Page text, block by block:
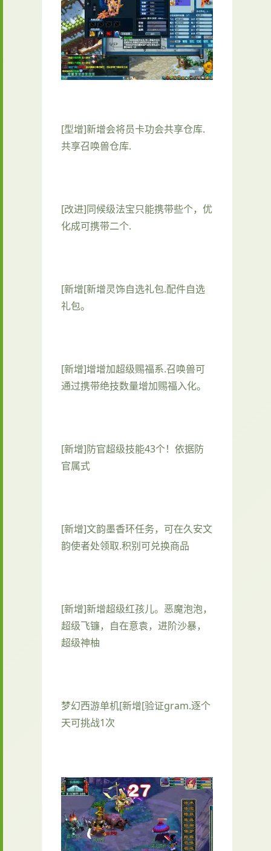
[型增]新增会将员卡功会共享仓库.
共享召唤兽仓库.
[改进]同候级法宝只能携带些个，优
化成可携带二个.
[新增[新增灵饰自选礼包.配件自选
礼包。
[新增]增增加超级赐福系.召唤兽可
通过携带绝技数量增加赐福入化。
[新增]防官超级技能43个！依据防
官属式
[新增]文韵墨香环任务，可在久安文
韵使者处领取.积别可兑换商品
[新增]新增超级红孩儿。恶魔泡泡，
超级飞镰，自在意袁，进阶沙暴，
超级神柚
梦幻西游单机[新增[验证gram.逐个
天可挑战1次